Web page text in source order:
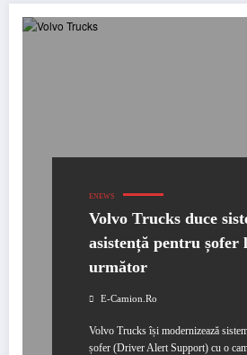
ENEWS
Volvo Trucks duce
asistență pentru șofer
următor
E-Camion.ro
Volvo Trucks își modernizează
șofer (Driver Alert Support) cu o